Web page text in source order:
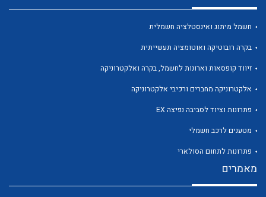
לכל מוצרי היצרן
חשמל מיתוג ואינסטלציה חשמלית
בקרה רובוטיקה ואוטומציה תעשייתית
זיווד קופסאות וארונות לחשמל, בקרה ואלקטרוניקה
אלקטרוניקה מחברים ורכיבי אלקטרוניקה
פתרונות וציוד לסביבה נפיצה EX
מטענים לרכב חשמלי
פתרונות לתחום הסולארי
מאמרים